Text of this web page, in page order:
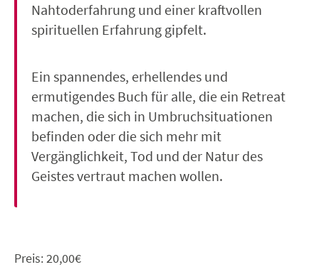
Nahtoderfahrung und einer kraftvollen
spirituellen Erfahrung gipfelt.
Ein spannendes, erhellendes und
ermutigendes Buch für alle, die ein Retreat
machen, die sich in Umbruchsituationen
befinden oder die sich mehr mit
Vergänglichkeit, Tod und der Natur des
Geistes vertraut machen wollen.
Preis: 20,00€